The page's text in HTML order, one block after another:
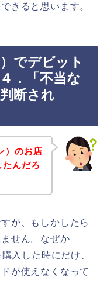
きると思います。
でデビット
．「不当な
断され
）のお店
んだろ
が、もしかしたら
せん。なぜか
入した時にだけ、
が使えなくなって